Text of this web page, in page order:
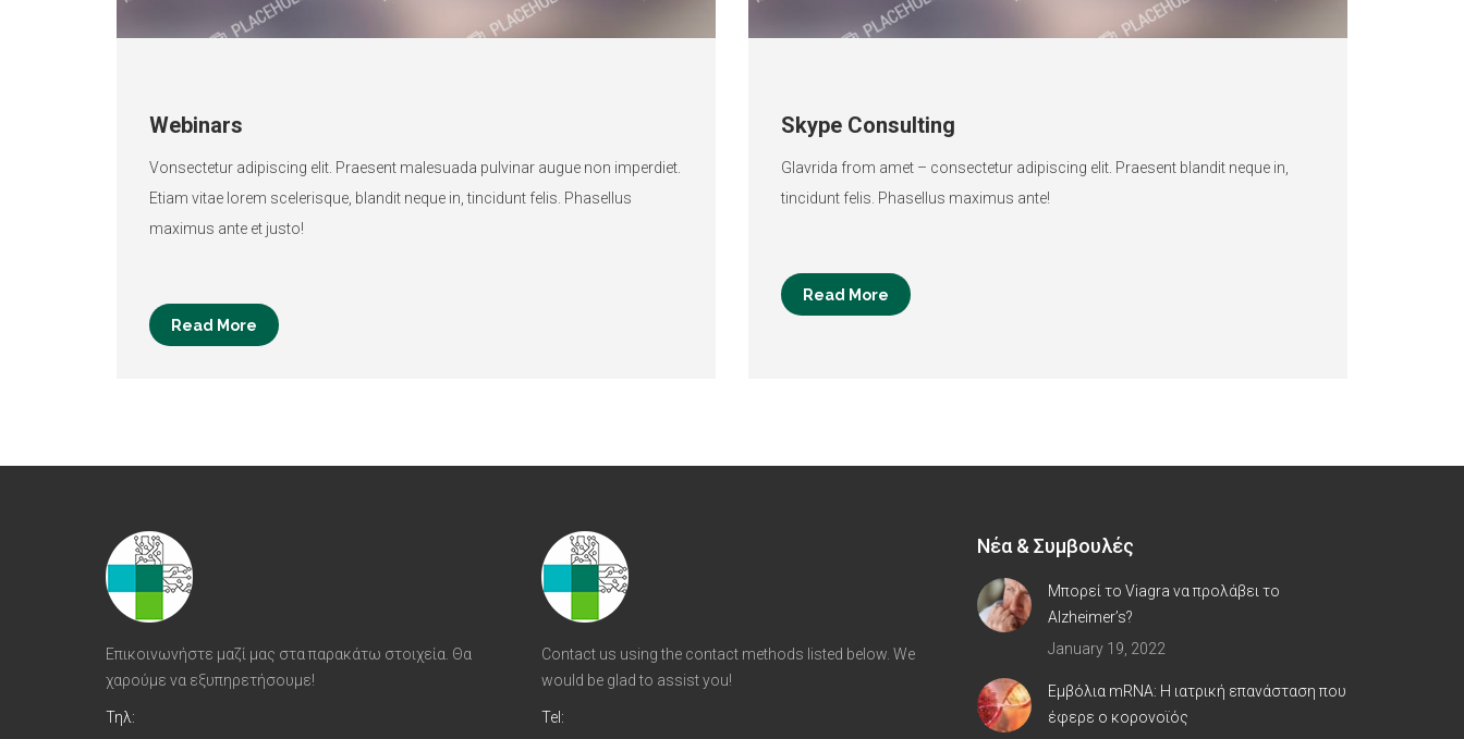
Webinars
Vonsectetur adipiscing elit. Praesent malesuada pulvinar augue non imperdiet.
Etiam vitae lorem scelerisque, blandit neque in, tincidunt felis. Phasellus
maximus ante et justo!
Read More
Skype Consulting
Glavrida from amet – consectetur adipiscing elit. Praesent blandit neque in,
tincidunt felis. Phasellus maximus ante!
Read More
Επικοινωνήστε μαζί μας στα παρακάτω στοιχεία. Θα
χαρούμε να εξυπηρετήσουμε!
Τηλ:
Contact us using the contact methods listed below. We
would be glad to assist you!
Tel:
Νέα & Συμβουλές
Μπορεί το Viagra να προλάβει το
Alzheimer’s?
January 19, 2022
Εμβόλια mRNA: Η ιατρική επανάσταση που
έφερε ο κορoνοϊός